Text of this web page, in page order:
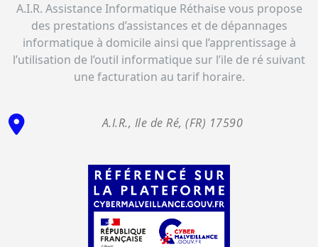
A.I.R. Assistance Informatique Réthaise vous propose
des prestations d’assistances et de dépannages
informatique à domicile ainsi que l’apprentissage à
l’utilisation de l’outil informatique sur l’ile de ré suivant
une facturation au tarif horaire.
A.I.R., Ile de Ré, (FR) 17590